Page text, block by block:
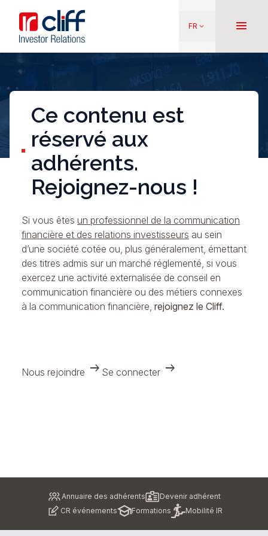
contenu
principal
Aller directement au contenu
FR keyboard_arrow_down menu
Ce contenu est
réservé aux
adhérents.
Rejoignez-nous !
Si vous êtes un professionnel de la communication
financière et des relations investisseurs au sein
d’une société cotée ou, plus généralement, émettant
des titres admis sur un marché réglementé, si vous
exercez une activité externalisée de conseil en
communication financière ou des métiers connexes
à la communication financière, rejoignez le Cliff.
Nous rejoindre arrow_right_alt Se connecter arrow_right_alt
Annuaire des adhérents
Devenir adhérent
CR événements
Formations Mobilité IR